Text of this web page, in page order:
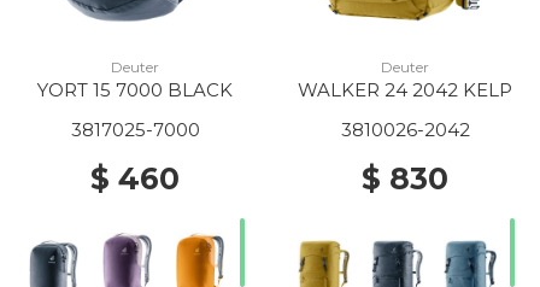
Deuter
YORT 15 7000 BLACK
3817025-7000
$ 460
Deuter
WALKER 24 2042 KELP
3810026-2042
$ 830